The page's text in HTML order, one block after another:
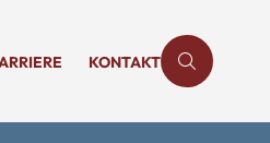
KONTAKT